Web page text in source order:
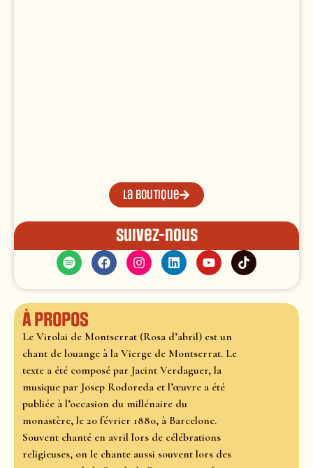
La boutique
Suivez-nous
À propos
Le Virolai de Montserrat (Rosa d’abril) est un
chant de louange à la Vierge de Montserrat. Le
texte a été composé par Jacint Verdaguer, la
musique par Josep Rodoreda et l’œuvre a été
publiée à l’occasion du millénaire du
monastère, le 20 février 1880, à Barcelone.
Souvent chanté en avril lors de célébrations
religieuses, on le chante aussi souvent lors des